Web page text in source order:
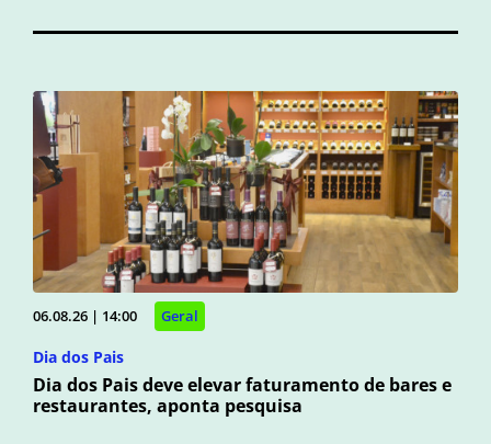
06.08.26 | 14:00 Geral
Dia dos Pais
Dia dos Pais deve elevar faturamento de bares e
restaurantes, aponta pesquisa